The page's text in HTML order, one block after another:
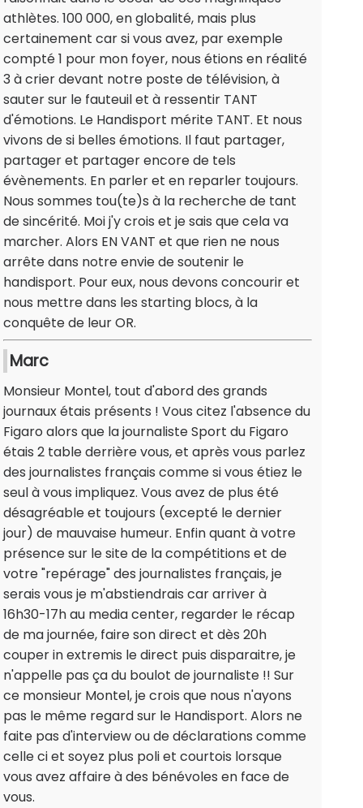
athlètes. 100 000, en globalité, mais plus
certainement car si vous avez, par exemple
compté 1 pour mon foyer, nous étions en réalité
3 à crier devant notre poste de télévision, à
sauter sur le fauteuil et à ressentir TANT
d'émotions. Le Handisport mérite TANT. Et nous
vivons de si belles émotions. Il faut partager,
partager et partager encore de tels
évènements. En parler et en reparler toujours.
Nous sommes tou(te)s à la recherche de tant
de sincérité. Moi j'y crois et je sais que cela va
marcher. Alors EN VANT et que rien ne nous
arrête dans notre envie de soutenir le
handisport. Pour eux, nous devons concourir et
nous mettre dans les starting blocs, à la
conquête de leur OR.
Marc
Monsieur Montel, tout d'abord des grands
journaux étais présents ! Vous citez l'absence du
Figaro alors que la journaliste Sport du Figaro
étais 2 table derrière vous, et après vous parlez
des journalistes français comme si vous étiez le
seul à vous impliquez. Vous avez de plus été
désagréable et toujours (excepté le dernier
jour) de mauvaise humeur. Enfin quant à votre
présence sur le site de la compétitions et de
votre "repérage" des journalistes français, je
serais vous je m'abstiendrais car arriver à
16h30-17h au media center, regarder le récap
de ma journée, faire son direct et dès 20h
couper in extremis le direct puis disparaitre, je
n'appelle pas ça du boulot de journaliste !! Sur
ce monsieur Montel, je crois que nous n'ayons
pas le même regard sur le Handisport. Alors ne
faite pas d'interview ou de déclarations comme
celle ci et soyez plus poli et courtois lorsque
vous avez affaire à des bénévoles en face de
vous.